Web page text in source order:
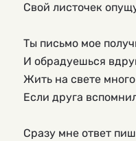
Свой листочек
Ты письмо мое
И обрадуешься
Жить на свете
Если друга
Сразу мне ответ